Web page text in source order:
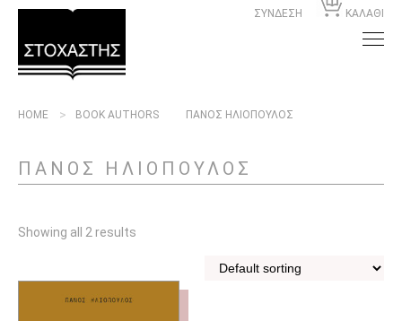
ΣΥΝΔΕΣΗ ΚΑΛΑΘΙ
HOME BOOK AUTHORS ΠΑΝΟΣ ΗΛΙΟΠΟΥΛΟΣ
ΠΑΝΟΣ ΗΛΙΟΠΟΥΛΟΣ
Showing all 2 results